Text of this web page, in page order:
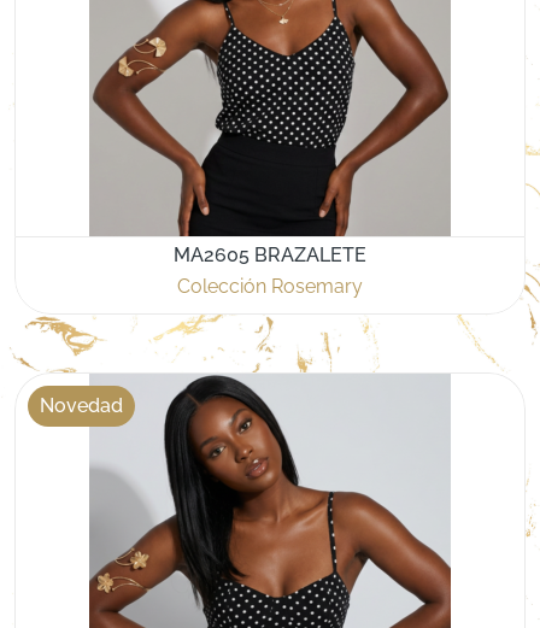
MA2605 BRAZALETE
Colección Rosemary
Novedad